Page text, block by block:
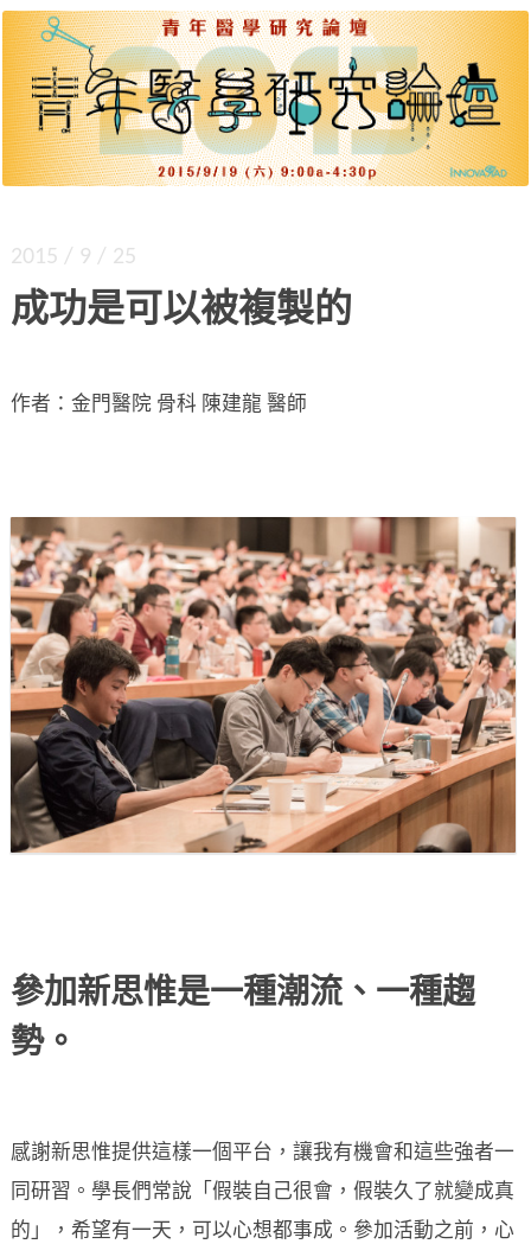
青年醫學研究論壇 2015
出道起步、差異策略、團隊建構、各種文體。四
大主題、九位達人，公開獨門密技。
2015 / 9 / 25
成功是可以被複製的
作者：金門醫院 骨科 陳建龍 醫師
參加新思惟是一種潮流、一種趨
勢。
感謝新思惟提供這樣一個平台，讓我有機會和這些強者一
同研習。學長們常說「假裝自己很會，假裝久了就變成真
的」，希望有一天，可以心想都事成。參加活動之前，心